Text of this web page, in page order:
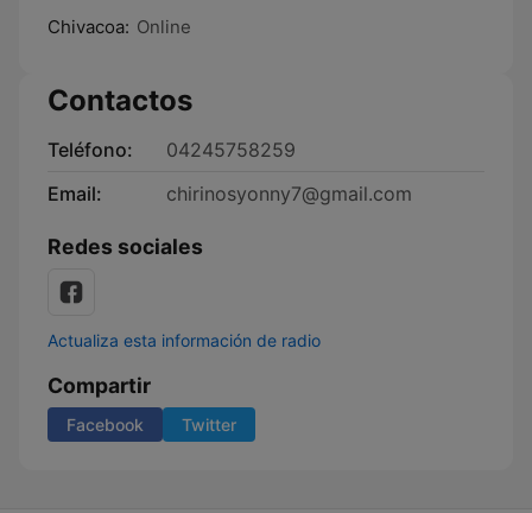
Chivacoa: Online
Contactos
Teléfono:
04245758259
Email:
chirinosyonny7@gmail.com
Redes sociales
Actualiza esta información de radio
Compartir
Facebook Twitter